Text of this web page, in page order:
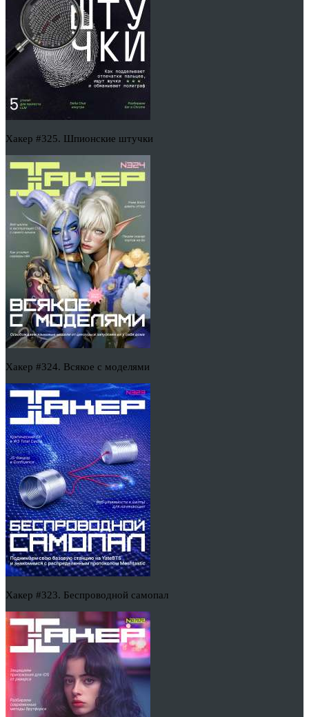
Хакер #325. Шпионские штучки
Хакер #324. Всякое с моделями
Хакер #323. Беспроводной самопал